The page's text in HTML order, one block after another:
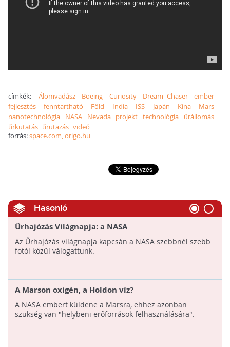
címkék:Álomvadász Boeing Curiosity Dream Chaser
ember
fejlesztés
fenntartható Föld India ISS Japán Kína
Mars
nanotechnológia
NASA Nevada projekt technológia
űrállomás
űrkutatás űrutazás videó
forrás:space.com, origo.hu
Hasonló
Űrhajózás Világnapja: a NASA
Az Űrhajózás világnapja kapcsán a NASA szebbnél szebb
fotói közül válogattunk.
A Marson oxigén, a Holdon víz?
A NASA embert küldene a Marsra, ehhez azonban
szükség van "helybeni erőforrások felhasználására".